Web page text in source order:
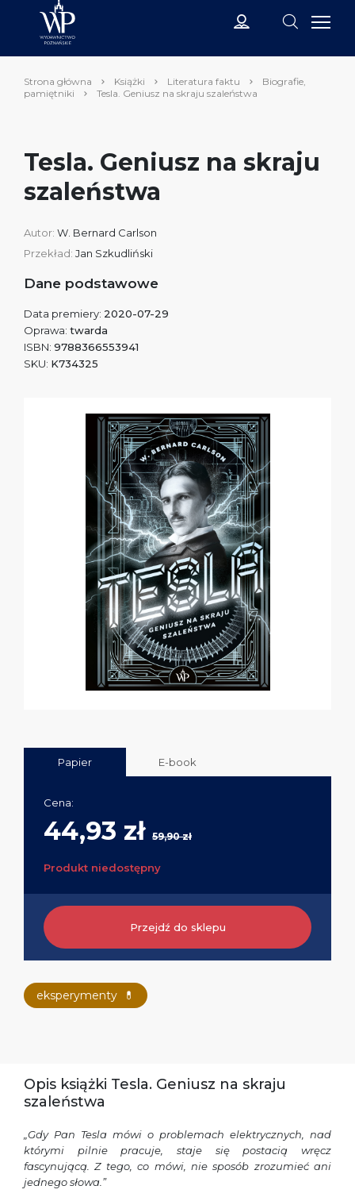
Strona główna Książki Literatura faktu
Biografie,
pamiętniki
Tesla. Geniusz na skraju szaleństwa
Tesla. Geniusz na skraju
szaleństwa
Autor: W. Bernard Carlson
Przekład: Jan Szkudliński
Dane podstawowe
Data premiery: 2020-07-29
Oprawa: twarda
ISBN: 9788366553941
SKU: K734325
Papier E-book
Cena:
44,93 zł 59,90 zł
Produkt niedostępny
Przejdź do sklepu
eksperymenty 💊
Opis książki Tesla. Geniusz na skraju
szaleństwa
„Gdy Pan Tesla mówi o problemach elektrycznych, nad
którymi pilnie pracuje, staje się postacią wręcz
fascynującą. Z tego, co mówi, nie sposób zrozumieć ani
jednego słowa.”